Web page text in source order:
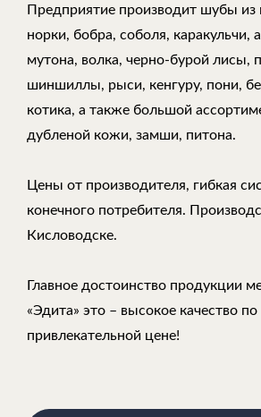
Предприятие производит шубы из
норки, бобра, соболя, каракульчи,
мутона, волка, черно-бурой лисы,
шиншиллы, рыси, кенгуру, пони,
котика, а также большой
дубленой кожи, замши, питона.
Цены от производителя, гибкая
конечного потребителя.
Кисловодске.
Главное достоинство продукции
«Эдита» это – высокое качество по
привлекательной цене!